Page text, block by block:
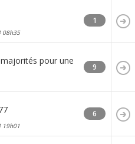
08h35
1
pour une
9
19h01
6